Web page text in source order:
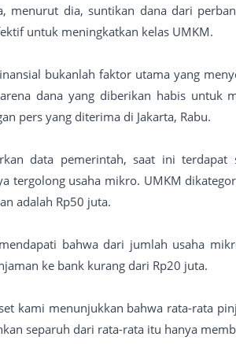
menurut dia, suntikan dana dari
untuk meningkatkan kelas UMKM.
bukanlah faktor utama yang
dana yang diberikan habis untuk
pers yang diterima di Jakarta, Rabu.
data pemerintah, saat ini
tergolong usaha mikro. UMKM
adalah Rp50 juta.
bahwa dari jumlah usaha
ke bank kurang dari Rp20 juta.
kami menunjukkan bahwa rata-rata
separuh dari rata-rata itu hanya